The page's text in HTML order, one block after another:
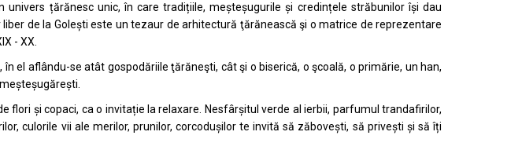
țărănesc unic, în care tradițiile, meșteșugurile și credințele străbunilor își dau
de la Golești este un tezaur de arhitectură ţărănească şi o matrice de reprezentare
- XX.
el aflându-se atât gospodăriile ţărăneşti, cât şi o biserică, o şcoală, o primărie, un han,
flori și copaci, ca o invitație la relaxare. Nesfârșitul verde al ierbii, parfumul trandafirilor,
culorile vii ale merilor, prunilor, corcodușilor te invită să zăbovești, să privești și să îți